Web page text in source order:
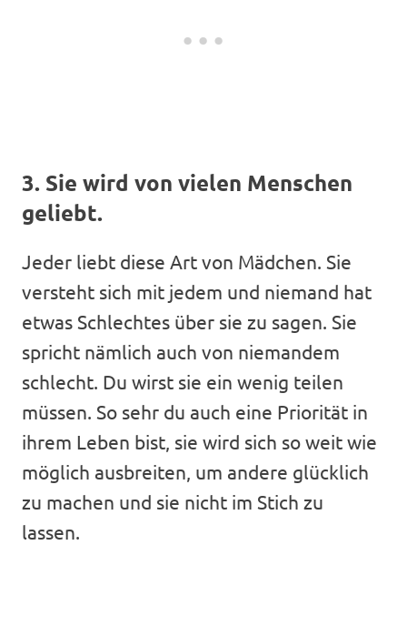
3. Sie wird von vielen Menschen
geliebt.
Jeder liebt diese Art von Mädchen. Sie
versteht sich mit jedem und niemand hat
etwas Schlechtes über sie zu sagen. Sie
spricht nämlich auch von niemandem
schlecht. Du wirst sie ein wenig teilen
müssen. So sehr du auch eine Priorität in
ihrem Leben bist, sie wird sich so weit wie
möglich ausbreiten, um andere glücklich
zu machen und sie nicht im Stich zu
lassen.